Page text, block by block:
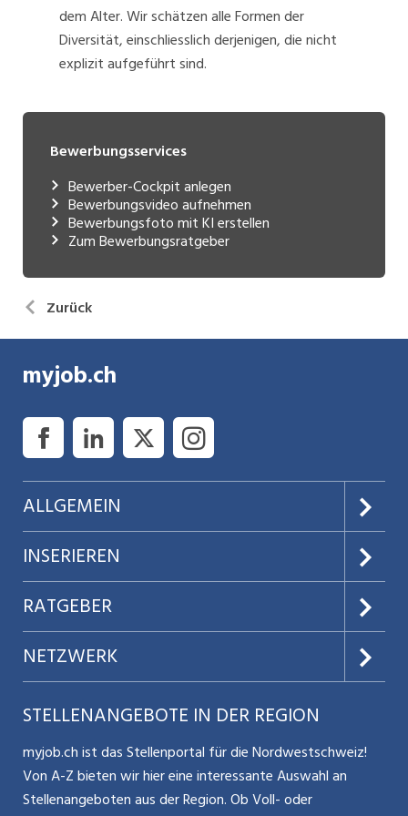
dem Alter. Wir schätzen alle Formen der
Diversität, einschliesslich derjenigen, die nicht
explizit aufgeführt sind.
Bewerbungsservices
Bewerber-Cockpit anlegen
Bewerbungsvideo aufnehmen
Bewerbungsfoto mit KI erstellen
Zum Bewerbungsratgeber
Zurück
myjob.ch
ALLGEMEIN
Über uns
AGB
Datenschutz
Nutzungsbedingungen
Glossar
Kontakt
Impressum
INSERIEREN
Preise & Leistungen
Jobs verwalten
Benutzermanual
Bewerber-Cockpit
RATGEBER
Teilzeit / Flexible Arbeitsmodelle
Mitarbeiter 50+ / Pensionierung
NETZWERK
Aargauerzeitung.ch
CH Media
ostjob.ch
STELLENANGEBOTE IN DER REGION
myjob.ch ist das Stellenportal für die Nordwestschweiz!
Von A-Z bieten wir hier eine interessante Auswahl an
Stellenangeboten aus der Region. Ob Voll- oder